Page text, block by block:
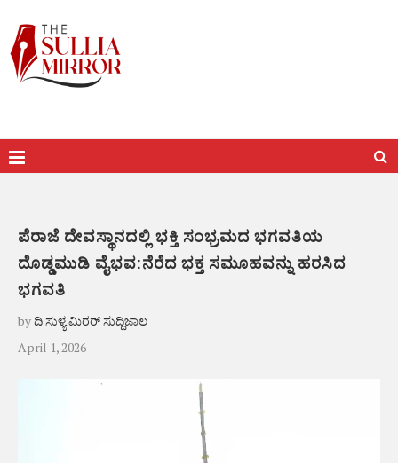
ಪೆರಾಜೆ ದೇವಸ್ಥಾನದಲ್ಲಿ ಭಕ್ತಿ ಸಂಭ್ರಮದ ಭಗವತಿಯ
ದೊಡ್ಡಮುಡಿ ವೈಭವ:ನೆರೆದ ಭಕ್ತ ಸಮೂಹವನ್ನು ಹರಸಿದ
ಭಗವತಿ
byದಿ ಸುಳ್ಯ ಮಿರರ್ ಸುದ್ದಿಜಾಲ
April 1, 2026